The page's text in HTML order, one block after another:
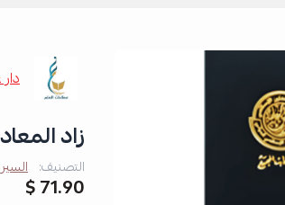
زاد
التصنيف:
71.90 $